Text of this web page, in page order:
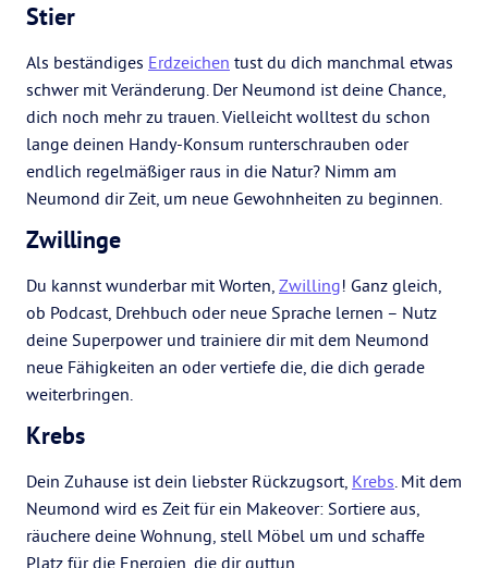
Stier
Als beständiges Erdzeichen tust du dich manchmal etwas
schwer mit Veränderung. Der Neumond ist deine Chance,
dich noch mehr zu trauen. Vielleicht wolltest du schon
lange deinen Handy-Konsum runterschrauben oder
endlich regelmäßiger raus in die Natur? Nimm am
Neumond dir Zeit, um neue Gewohnheiten zu beginnen.
Zwillinge
Du kannst wunderbar mit Worten, Zwilling! Ganz gleich,
ob Podcast, Drehbuch oder neue Sprache lernen – Nutz
deine Superpower und trainiere dir mit dem Neumond
neue Fähigkeiten an oder vertiefe die, die dich gerade
weiterbringen.
Krebs
Dein Zuhause ist dein liebster Rückzugsort, Krebs. Mit dem
Neumond wird es Zeit für ein Makeover: Sortiere aus,
räuchere deine Wohnung, stell Möbel um und schaffe
Platz für die Energien, die dir guttun.